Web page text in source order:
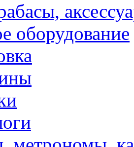
оборудование